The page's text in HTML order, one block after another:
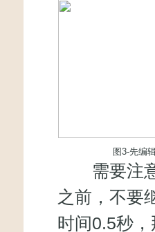
图3-先编
需要注意
之前，不要
时间0.5秒